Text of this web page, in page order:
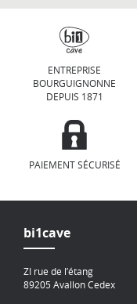
ENTREPRISE
BOURGUIGNONNE
DEPUIS 1871
PAIEMENT SÉCURISÉ
bi1cave
ZI rue de l’étang
89205 Avallon Cedex